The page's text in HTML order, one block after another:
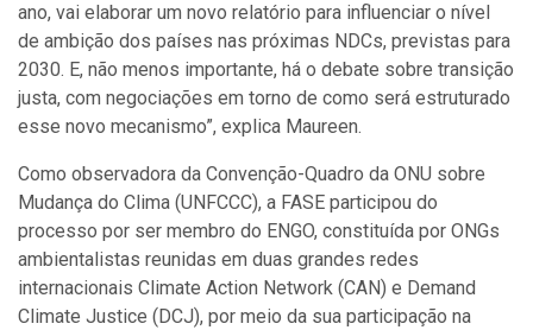
ano, vai elaborar um novo relatório para influenciar o nível
de ambição dos países nas próximas NDCs, previstas para
2030. E, não menos importante, há o debate sobre transição
justa, com negociações em torno de como será estruturado
esse novo mecanismo”, explica Maureen.
Como observadora da Convenção-Quadro da ONU sobre
Mudança do Clima (UNFCCC), a FASE participou do
processo por ser membro do ENGO, constituída por ONGs
ambientalistas reunidas em duas grandes redes
internacionais Climate Action Network (CAN) e Demand
Climate Justice (DCJ), por meio da sua participação na